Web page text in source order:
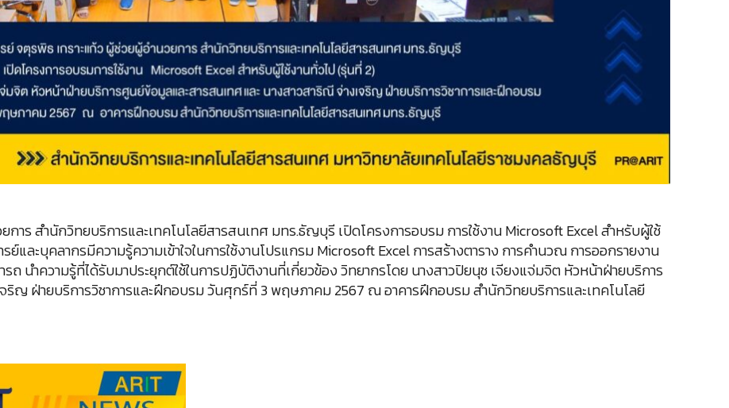
าร สำนักวิทยบริการและเทคโนโลยีสารสนเทศ มทร.ธัญบุรี เปิดโครงการอบรม การใช้งาน Microsoft Excel สำหรับผู้ใช้
และบุคลากรมีความรู้ความเข้าใจในการใช้งานโปรแกรม Microsoft Excel การสร้างตาราง การคำนวณ การออกรายงาน
ถ นำความรู้ที่ได้รับมาประยุกต์ใช้ในการปฏิบัติงานที่เกี่ยวข้อง วิทยากรโดย นางสาวปิยนุช เจียงแจ่มจิต หัวหน้าฝ่ายบริการ
ริญ ฝ่ายบริการวิชาการและฝึกอบรม วันศุกร์ที่ 3 พฤษภาคม 2567 ณ อาคารฝึกอบรม สำนักวิทยบริการและเทคโนโลยี